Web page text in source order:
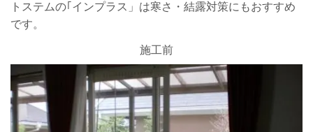
トステムの｢インプラス」は寒さ・結露対策にもおすすめ
です。
施工前